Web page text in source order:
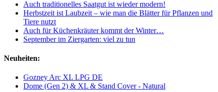
Auch traditionelles Saatgut ist wieder modern!
Herbstzeit ist Laubzeit – wie man die Blätter für Pflanzen und
Tiere nutzt
Auch für Küchenkräuter kommt der Winter…
September im Ziergarten: viel zu tun
Neuheiten:
Gozney Arc XL LPG DE
Dome (Gen 2) & XL & Stand Cover - Natural